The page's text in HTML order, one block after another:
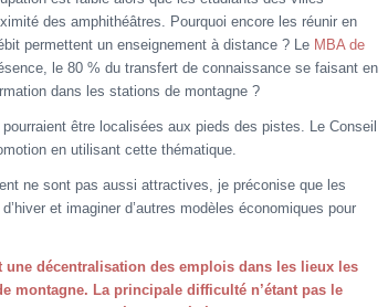
des amphithéâtres. Pourquoi encore les réunir en
permettent un enseignement à distance ? Le MBA de
le 80 % du transfert de connaissance se faisant en
dans les stations de montagne ?
être localisées aux pieds des pistes. Le Conseil
en utilisant cette thématique.
ne sont pas aussi attractives, je préconise que les
et imaginer d’autres modèles économiques pour
décentralisation des emplois dans les lieux les
montagne. La principale difficulté n’étant pas le